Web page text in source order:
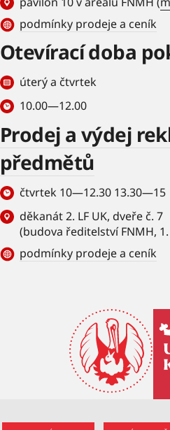
podmínky prodeje a ceník
Otevírací doba
úterý a čtvrtek
10.00—12.00
Prodej a výdej
předmětů
čtvrtek 10—12.30 13.30—15
děkanát 2. LF UK, dveře č. 7
(budova ředitelství FNMH,
podmínky prodeje a ceník